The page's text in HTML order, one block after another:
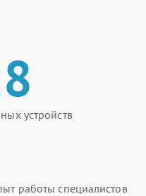
устройств
работы специалистов